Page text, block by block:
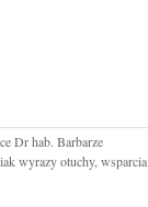
Dr hab. Barbarze
wyrazy otuchy, wsparcia